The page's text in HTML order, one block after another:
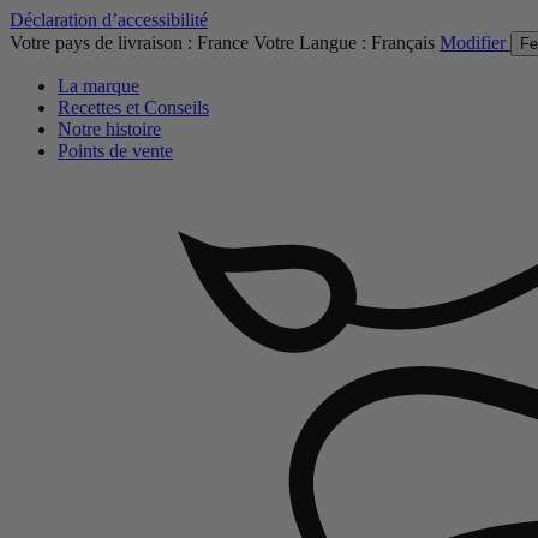
Déclaration d’accessibilité
Votre pays de livraison : France Votre Langue : Français Modifier
La marque
Recettes et Conseils
Notre histoire
Points de vente